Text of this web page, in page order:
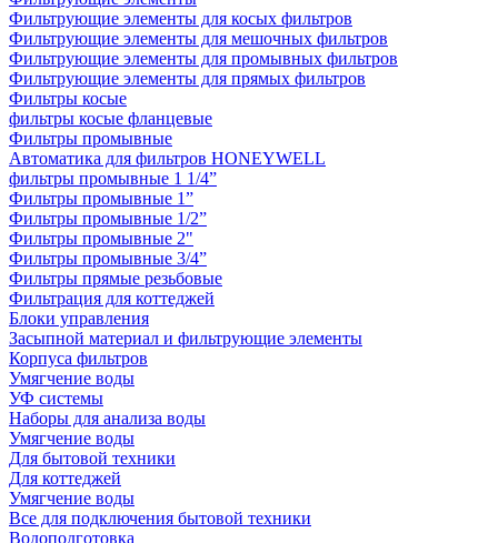
Фильтрующие элементы для косых фильтров
Фильтрующие элементы для мешочных фильтров
Фильтрующие элементы для промывных фильтров
Фильтрующие элементы для прямых фильтров
Фильтры косые
фильтры косые фланцевые
Фильтры промывные
Автоматика для фильтров HONEYWELL
фильтры промывные 1 1/4”
Фильтры промывные 1”
Фильтры промывные 1/2”
Фильтры промывные 2"
Фильтры промывные 3/4”
Фильтры прямые резьбовые
Фильтрация для коттеджей
Блоки управления
Засыпной материал и фильтрующие элементы
Корпуса фильтров
Умягчение воды
УФ системы
Наборы для анализа воды
Умягчение воды
Для бытовой техники
Для коттеджей
Умягчение воды
Все для подключения бытовой техники
Водоподготовка